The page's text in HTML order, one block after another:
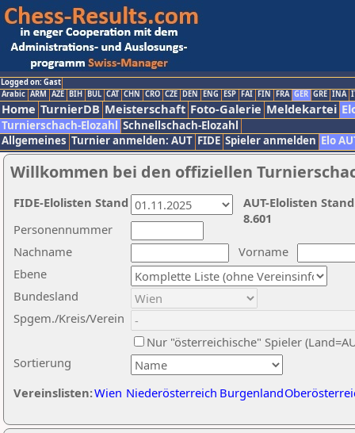
Logged on: Gast
Arabic ARM AZE BIH BUL CAT CHN CRO CZE DEN ENG ESP FAI FIN FRA GER GRE INA
Home TurnierDB Meisterschaft Foto-Galerie Meldekartei
Turnierschach-Elozahl Schnellschach-Elozahl
Allgemeines Turnier anmelden: AUT FIDE Spieler anmelden Elo
Willkommen bei den offiziellen
Nachname
Vorname
Ebene
Sortierung
Personennummer
Bundesland
Spgem./Kreis/Verein
Nur "österreichische" Spieler
Vereinslisten:Wien Niederösterreich Burgenland
AUT-Elolisten
8.601
FIDE-Elolisten Stand